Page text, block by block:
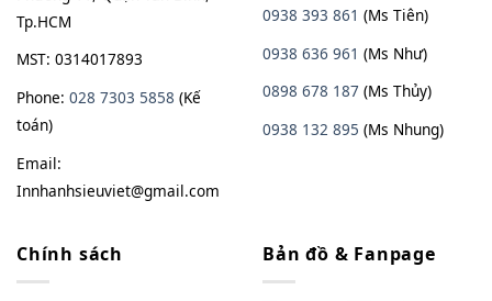
Tp.HCM
MST: 0314017893
Phone: 028 7303 5858 (Kế
toán)
Email:
Innhanhsieuviet@gmail.com
0938 393 861 (Ms Tiên)
0938 636 961 (Ms Như)
0898 678 187 (Ms Thủy)
0938 132 895 (Ms Nhung)
Chính sách Bản đồ & Fanpage